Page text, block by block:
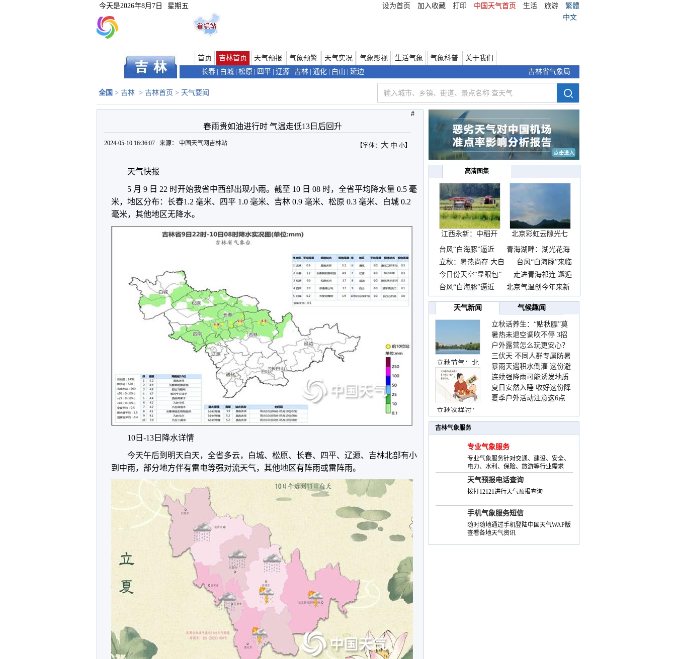
今天是2026年8月7日 星期五 设为首页 加入收藏 打印 中国天气首页 生活 旅游
繁體
中文
首页 吉林首页 天气预报 气象预警 天气实况 气象影视 生活气象 气象科普
关于我们
长春
白城 松原 四平 辽源 吉林 通化 白山 延边 吉林省气象局
全国 > 吉林 > 吉林首页 > 天气要闻
春雨贵如油进行时 气温走低13日后回升
【字体： 大 中 小】
2024-05-10 16:36:07 来源： 中国天气网吉林站
天气快报
5 月 9 日 22 时开始我省中西部出现小雨。截至 10 日 08 时，全省平均降水量 0.5 毫
米，地区分布：长春1.2 毫米、四平 1.0 毫米、吉林 0.9 毫米、松原 0.3 毫米、白城 0.2
毫米，其他地区无降水。
10日-13日降水详情
今天午后到明天白天，全省多云，白城、松原、长春、四平、辽源、吉林北部有小
到中雨，部分地方伴有雷电等强对流天气，其他地区有阵雨或雷阵雨。
#
高清图集
江西永新：中稻开
镰抢
北京彩虹云隙光七
彩云
台风“白海豚”逼近
青海湖畔：湖光花海
长
立秋：暑热尚存 大自
台风“白海豚”来临
前
今日份天空“显眼包”
走进青海祁连 邂逅
一
台风“白海豚”逼近
北京气温创今年来新
高
天气新闻
气候趣闻
立秋节气：北
立秋这样过：
立秋话养生：“贴秋膘”莫
着急 先清暑再防燥
暑热未退空调吹不停 3招
护住肩颈不酸痛
户外露营怎么玩更安心？
这份攻略请收好
三伏天 不同人群专属防暑
要点请收好
暴雨天遇积水倒灌 这份避
险提示请收好
连续强降雨可能诱发地质
灾害 这些前兆要知道
夏日安然入睡 收好这份降
温小贴士
夏季户外活动注意这6点
吉林气象服务
专业气象服务
专业气象服务针对交通、建设、安全、
电力、水利、保险、旅游等行业需求
天气预报电话查询
拨打12121进行天气预报查询
手机气象服务短信
随时随地通过手机登陆中国天气WAP版
查看各地天气资讯